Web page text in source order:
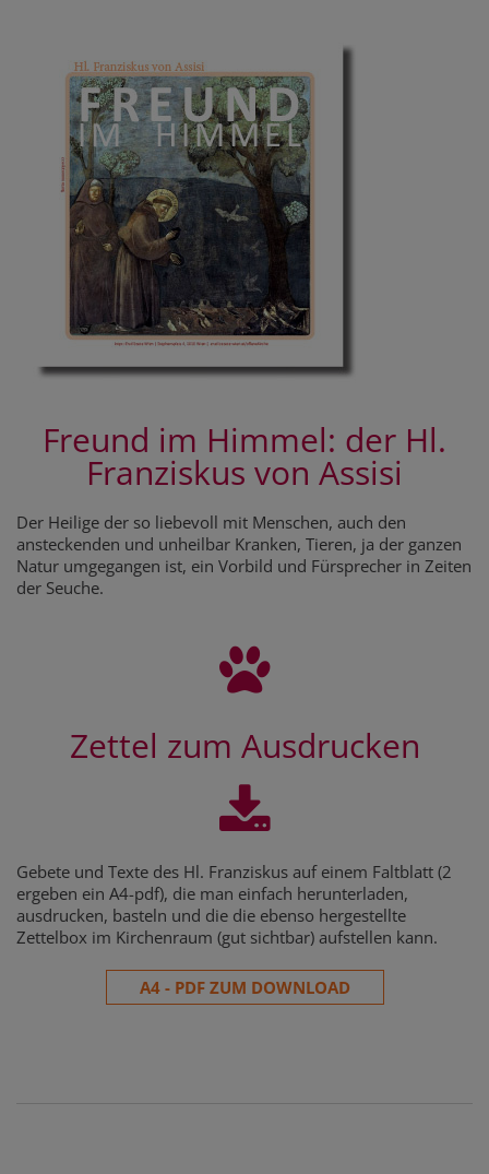
Freund im Himmel: der Hl.
Franziskus von Assisi
Der Heilige der so liebevoll mit Menschen, auch den
ansteckenden und unheilbar Kranken, Tieren, ja der ganzen
Natur umgegangen ist, ein Vorbild und Fürsprecher in Zeiten
der Seuche.
Zettel zum Ausdrucken
Gebete und Texte des Hl. Franziskus auf einem Faltblatt (2
ergeben ein A4-pdf), die man einfach herunterladen,
ausdrucken, basteln und die die ebenso hergestellte
Zettelbox im Kirchenraum (gut sichtbar) aufstellen kann.
A4 - PDF ZUM DOWNLOAD